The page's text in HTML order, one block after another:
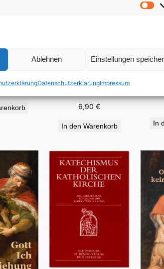
Ablehnen Einstellungen
DatenschutzerklärungImpressum
€
geglaubt
6,90€
In den Warenkorb In